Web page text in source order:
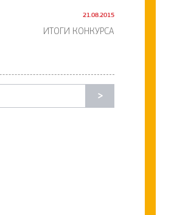
21.08.2015
ИТОГИ КОНКУРСА
>